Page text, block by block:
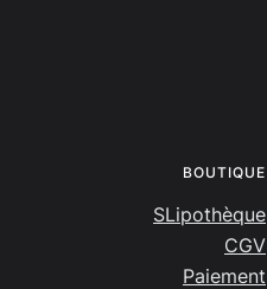
BOUTIQUE
SLipothèque
CGV
Paiement